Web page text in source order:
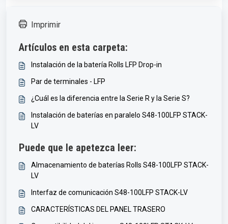
Imprimir
Artículos en esta carpeta:
Instalación de la batería Rolls LFP Drop-in
Par de terminales - LFP
¿Cuál es la diferencia entre la Serie R y la Serie S?
Instalación de baterías en paralelo S48-100LFP STACK-
LV
Puede que le apetezca leer:
Almacenamiento de baterías Rolls S48-100LFP STACK-
LV
Interfaz de comunicación S48-100LFP STACK-LV
CARACTERÍSTICAS DEL PANEL TRASERO